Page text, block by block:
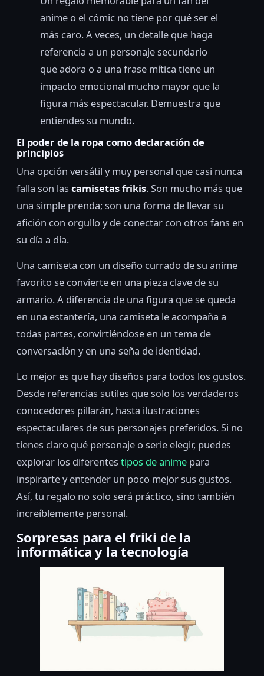
anime o el cómic no tiene por qué ser el
más caro. A veces, un detalle que haga
referencia a un personaje secundario
que adora o a una frase mítica tiene un
impacto emocional mucho mayor que la
figura más espectacular. Demuestra que
entiendes su mundo.
El poder de la ropa como declaración de
principios
Una opción versátil y muy personal que casi nunca
falla son las camisetas frikis. Son mucho más que
una simple prenda; son una forma de llevar su
afición con orgullo y de conectar con otros fans en
su día a día.
Una camiseta con un diseño currado de su anime
favorito se convierte en una pieza clave de su
armario. A diferencia de una figura que se queda
en una estantería, una camiseta le acompaña a
todas partes, convirtiéndose en un tema de
conversación y en una seña de identidad.
Lo mejor es que hay diseños para todos los gustos.
Desde referencias sutiles que solo los verdaderos
conocedores pillarán, hasta ilustraciones
espectaculares de sus personajes preferidos. Si no
tienes claro qué personaje o serie elegir, puedes
explorar los diferentes tipos de anime para
inspirarte y entender un poco mejor sus gustos.
Así, tu regalo no solo será práctico, sino también
increíblemente personal.
Sorpresas para el friki de la
informática y la tecnología